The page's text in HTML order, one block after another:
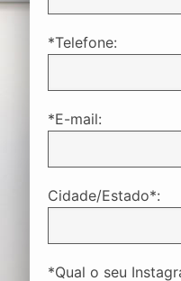
*Telefone:
*E-mail:
Cidade/Estado*:
*Qual o seu